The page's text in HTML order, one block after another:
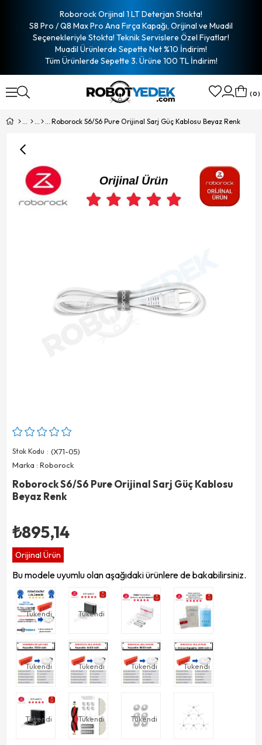
Roborock Orijinal 1 LT Deterjan Stokta!
S8 Pro / Q8 Max Pro Ana Fırça Kapağı, Orijinal ve Muadil
Seçenekleriyle Stokta! Teknik Servislere Özel Fiyatlar!
Muadil Ürünlerde Sepette Net %10 İndirim!
Tüm Ürünlerde Sepette 3. Ürüne 100 TL İndirim!
0
Roborock S6/S6 Pure Orijinal Sarj Güç Kablosu Beyaz Renk
Stok Kodu
(X71-05)
Marka : Roborock
Roborock S6/S6 Pure Orijinal Sarj Güç Kablosu
Beyaz Renk
₺895,14
Orijinal Ürün
Bu modele uyumlu olan aşağıdaki ürünlere de bakabilirsiniz.
Tükendi Tükendi
Tükendi Tükendi Tükendi Tükendi
Tükendi Tükendi Tükendi